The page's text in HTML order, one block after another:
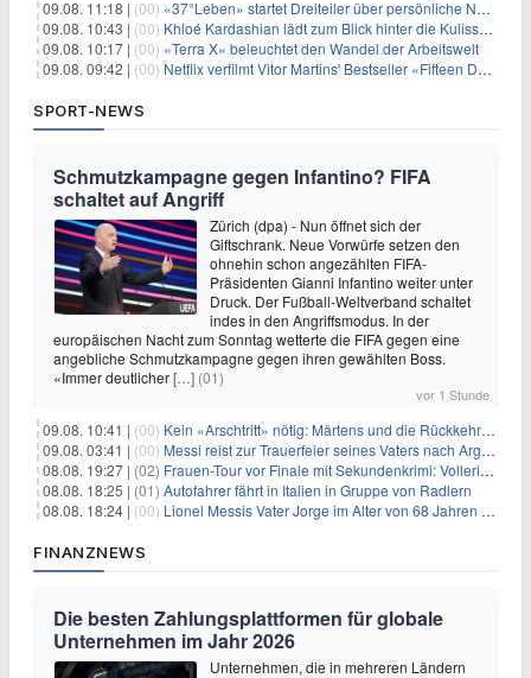
09.08. 11:18 | (00) «37°Leben» startet Dreiteiler über persönliche Neuanfänge
09.08. 10:43 | (00) Khloé Kardashian lädt zum Blick hinter die Kulissen ihres Freundeskreises
09.08. 10:17 | (00) «Terra X» beleuchtet den Wandel der Arbeitswelt
09.08. 09:42 | (00) Netflix verfilmt Vitor Martins' Bestseller «Fifteen Days»
SPORT-NEWS
Schmutzkampagne gegen Infantino? FIFA
schaltet auf Angriff
Zürich (dpa) - Nun öffnet sich der
Giftschrank. Neue Vorwürfe setzen den
ohnehin schon angezählten FIFA-
Präsidenten Gianni Infantino weiter unter
Druck. Der Fußball-Weltverband schaltet
indes in den Angriffsmodus. In der
europäischen Nacht zum Sonntag wetterte die FIFA gegen eine
angebliche Schmutzkampagne gegen ihren gewählten Boss.
«Immer deutlicher[…] (01)
vor 1 Stunde
09.08. 10:41 | (00) Kein «Arschtritt» nötig: Märtens und die Rückkehr nach Paris
09.08. 03:41 | (00) Messi reist zur Trauerfeier seines Vaters nach Argentinien
08.08. 19:27 | (02) Frauen-Tour vor Finale mit Sekundenkrimi: Vollering in Gelb
08.08. 18:25 | (01) Autofahrer fährt in Italien in Gruppe von Radlern
08.08. 18:24 | (00) Lionel Messis Vater Jorge im Alter von 68 Jahren gestorben
FINANZNEWS
Die besten Zahlungsplattformen für globale
Unternehmen im Jahr 2026
Unternehmen, die in mehreren Ländern